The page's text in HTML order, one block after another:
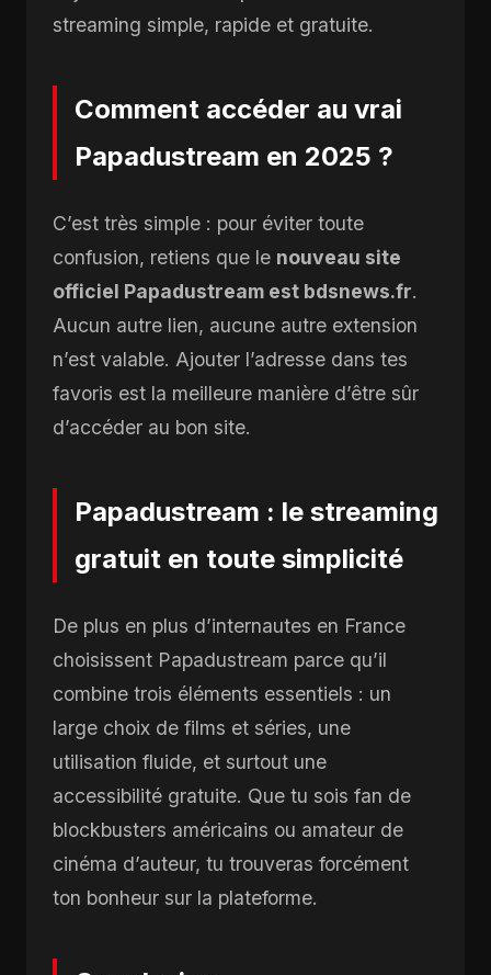
streaming simple, rapide et gratuite.
Comment accéder au vrai
Papadustream en 2025 ?
C’est très simple : pour éviter toute
confusion, retiens que le nouveau site
officiel Papadustream est bdsnews.fr.
Aucun autre lien, aucune autre extension
n’est valable. Ajouter l’adresse dans tes
favoris est la meilleure manière d’être sûr
d’accéder au bon site.
Papadustream : le streaming
gratuit en toute simplicité
De plus en plus d’internautes en France
choisissent Papadustream parce qu’il
combine trois éléments essentiels : un
large choix de films et séries, une
utilisation fluide, et surtout une
accessibilité gratuite. Que tu sois fan de
blockbusters américains ou amateur de
cinéma d’auteur, tu trouveras forcément
ton bonheur sur la plateforme.